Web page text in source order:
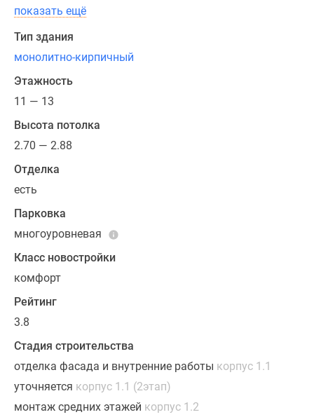
Приобрести
квартиру
можно
с
помощью
ипотеки,
капитала
или
за
расчет.
показать ещё
Тип здания
монолитно-кирпичный
Этажность
11 — 13
Высота потолка
2.70 — 2.88
Отделка
есть
Парковка
многоуровневая
Класс новостройки
комфорт
Рейтинг
3.8
Стадия строительства
отделка фасада и внутренние работы корпус 1.1
уточняется корпус 1.1 (2этап)
монтаж средних этажей корпус 1.2